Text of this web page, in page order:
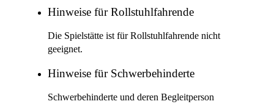
Hinweise für Rollstuhlfahrende
Die Spielstätte ist für Rollstuhlfahrende nicht
geeignet.
Hinweise für Schwerbehinderte
Schwerbehinderte und deren Begleitperson